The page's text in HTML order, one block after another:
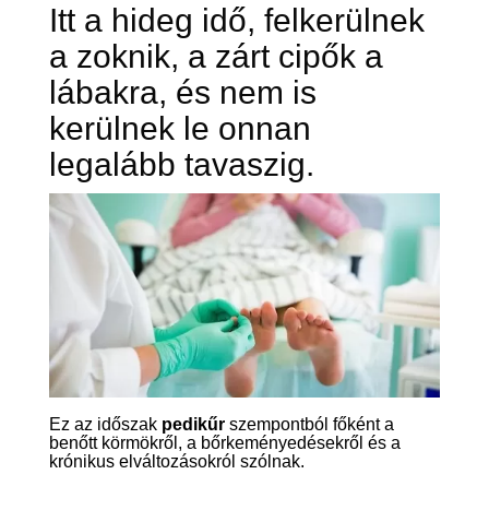
Itt a hideg idő, felkerülnek
a zoknik, a zárt cipők a
lábakra, és nem is
kerülnek le onnan
legalább tavaszig.
Ez az időszak pedikűrszempontból főként a
benőtt körmökről, a bőrkeményedésekről és a
krónikus elváltozásokról szólnak.